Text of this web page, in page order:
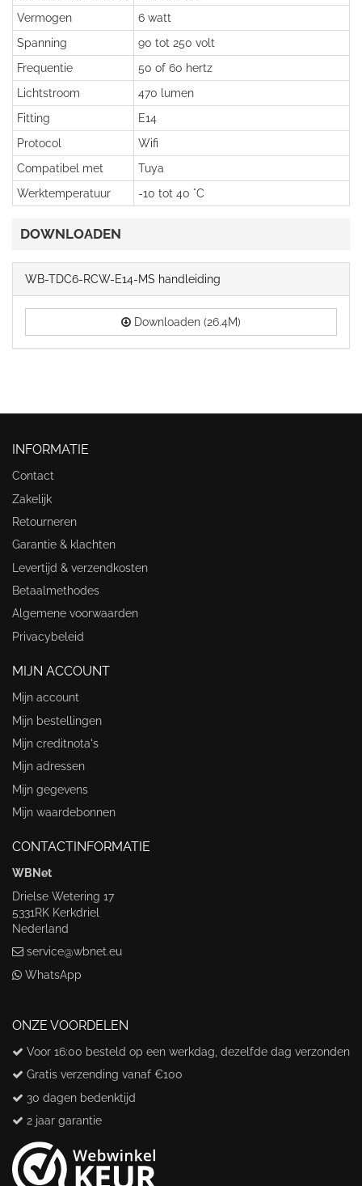
Vermogen
6 watt
Spanning
90 tot 250 volt
Frequentie
50 of 60 hertz
Lichtstroom
470 lumen
Fitting
E14
Protocol
Wifi
Compatibel met
Tuya
Werktemperatuur
-10 tot 40 °C
DOWNLOADEN
WB-TDC6-RCW-E14-MS handleiding
Downloaden (26.4M)
INFORMATIE
Contact
Zakelijk
Retourneren
Garantie & klachten
Levertijd & verzendkosten
Betaalmethodes
Algemene voorwaarden
Privacybeleid
MIJN ACCOUNT
Mijn account
Mijn bestellingen
Mijn creditnota's
Mijn adressen
Mijn gegevens
Mijn waardebonnen
CONTACTINFORMATIE
WBNet
Drielse Wetering 17
5331RK Kerkdriel
Nederland
service@wbnet.eu
WhatsApp
ONZE VOORDELEN
Voor 16:00 besteld op een werkdag, dezelfde dag verzonden
Gratis verzending vanaf €100
30 dagen bedenktijd
2 jaar garantie